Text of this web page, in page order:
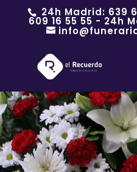
24h Madrid: 639
609 16 55 55 - 24h